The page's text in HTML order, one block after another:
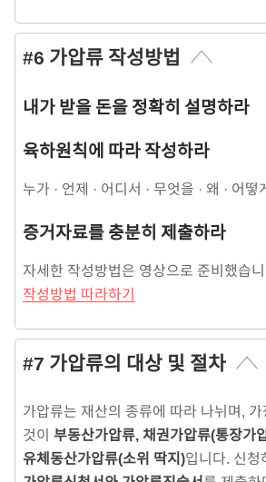
#6 가압류 작성방법
내가 받을 돈을 정확히 설명하라
육하원칙에 따라 작성하라
누가 · 언제 · 어디서 · 무엇을 · 왜 · 어떻
증거자료를 충분히 제출하라
자세한 작성방법은 영상으로 준비했습
작성방법 따라하기
#7 가압류의 대상 및 절차
가압류는 재산의 종류에 따라 나뉘며,
것이 부동산가압류, 채권가압류(통장가
유체동산가압류(소위 딱지)입니다. 신청